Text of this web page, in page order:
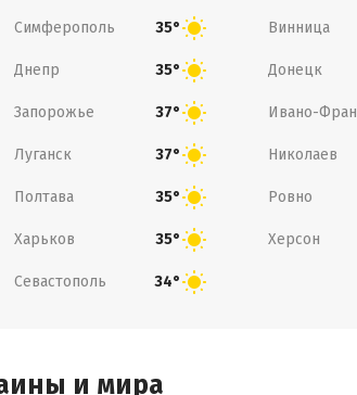
Симферополь 35° Винница
Днепр 35° Донецк
Запорожье 37° Ивано-
Луганск 37° Николаев
Полтава 35° Ровно
Харьков 35° Херсон
Севастополь 34°
и мира